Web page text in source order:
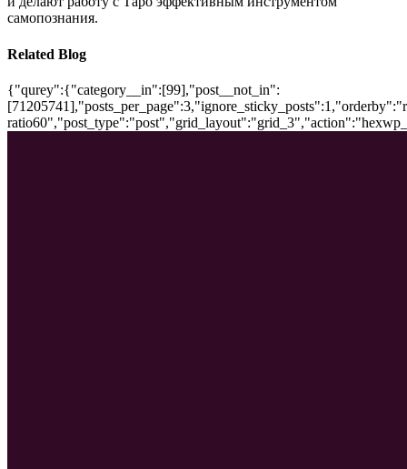
самопознания.
Related Blog
{"qurey":{"category__in":[99],"post__not_in":